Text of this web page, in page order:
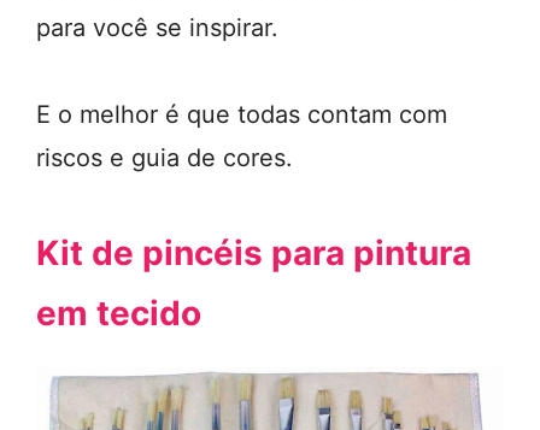
para você se inspirar.
E o melhor é que todas contam com
riscos e guia de cores.
Kit de pincéis para pintura
em tecido